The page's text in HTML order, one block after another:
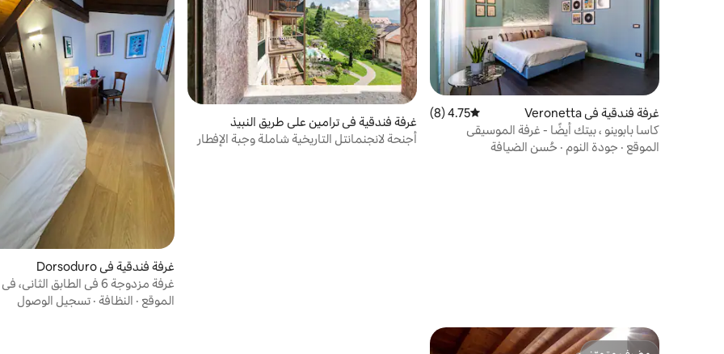
غرفة فندقية في Veronetta متوسط التقييم 4.75 من 5، 8 مراجعات
4.75 (8)
كاسا بابوينو ، بيتك أيضًا - غرفة الموسيقى
الموقع · جودة النوم · حُسن الضيافة
غرفة فندقية في ترامين على طريق النبيذ
أجنحة لانجنمانتل التاريخية شاملة وجبة الإفطار
غرفة فندقية في Dorsoduro
غرفة مزدوجة 6 في الطابق الثاني، في العلية
الموقع · النظافة · تسجيل الوصول